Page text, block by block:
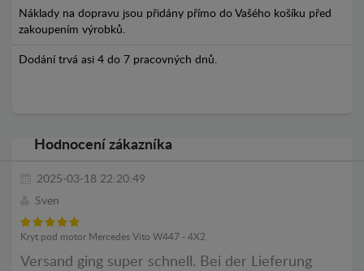
Náklady na dopravu jsou přidány přímo do Vašého košíku před
zakoupením výrobků.
Dodání trvá asi 4 do 7 pracovných dnů.
Hodnocení zákazníka
2025-03-18 22:20:49
Sven
Kryt pod motor Mercedes Vito W447 - 4X2
Versand ging super schnell. Bei der Lieferung